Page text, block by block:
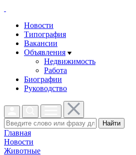
Новости
Типография
Вакансии
Объявления
Недвижимость
Работа
Биографии
Руководство
Найти
Главная
Новости
Животные